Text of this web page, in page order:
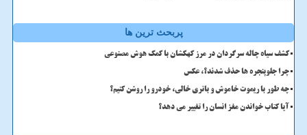
پربحث ترین ها
کشف سیاه چاله سرگردان در مرز کهکشان با کمک هوش مصنوعی
چرا جلوپنجره ها حذف شدند؟، عکس
چه طور با ریموت خاموش و باتری خالی، خودرو را روشن کنیم؟
آیا کتاب خواندن مغز انسان را تغییر می دهد؟